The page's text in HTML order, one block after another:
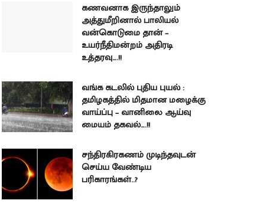
கணவனாக இருந்தாலும்
அத்துமீறினால் பாலியல்
வன்கொடுமை தான் –
உயர்நீதிமன்றம் அதிரடி
உத்தரவு….!!
வங்க கடலில் புதிய புயல் :
தமிழகத்தில் மிதமான மழைக்கு
வாய்ப்பு – வானிலை ஆய்வு
மையம் தகவல்….!!
சந்திரகிரகணம் முடிந்தவுடன்
செய்ய வேண்டிய
பரிகாரங்கள்..?